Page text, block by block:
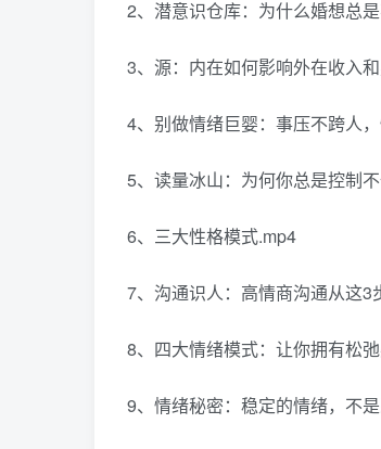
2、潜意识仓库：为什么婚想总
3、源：内在如何影响外在收入
4、别做情绪巨婴：事压不跨人
5、读量冰山：为何你总是控制
6、三大性格模式.mp4
7、沟通识人：高情商沟通从这3
8、四大情绪模式：让你拥有松
9、情绪秘密：稳定的情绪，不